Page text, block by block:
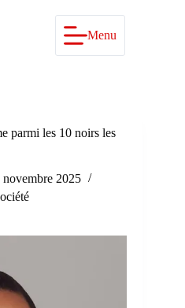
Menu
parmi les 10 noirs les
novembre 2025